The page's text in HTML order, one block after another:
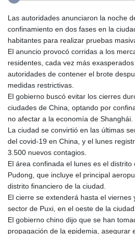
Las autoridades anunciaron la noche
confinamiento en dos fases en la
habitantes para realizar pruebas
El anuncio provocó corridas a los
residentes, cada vez más
autoridades de contener el brote
medidas restrictivas.
El gobierno buscó evitar los cierres
ciudades de China, optando por
no afectar a la economía de Shanghái.
La ciudad se convirtió en las últimas
del covid-19 en China, y el lunes
3.500 nuevos contagios.
El área confinada el lunes es el
Pudong, que incluye el principal
distrito financiero de la ciudad.
El cierre se extenderá hasta el viernes
sector de Puxi, en el oeste de la
El gobierno chino dijo que se han
propagación de la epidemia, asegurar